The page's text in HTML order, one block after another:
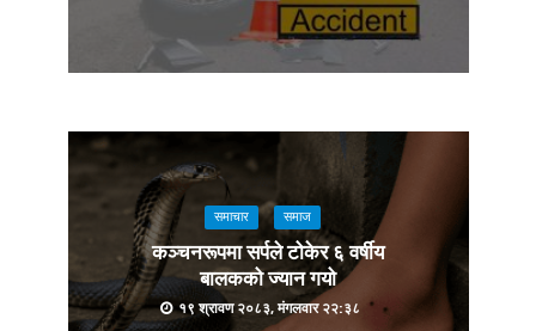
समाचार समाज
कञ्चनरूपमा सर्पले टोकेर ६ वर्षीय
बालकको ज्यान गयो
१९ श्रावण २०८३, मंगलवार २२:३८